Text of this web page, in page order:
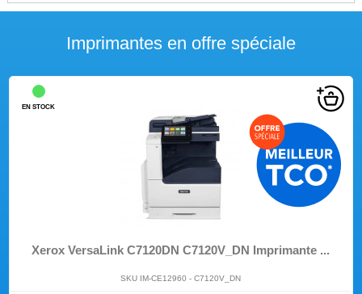
Imprimantes en offre spéciale
Xerox VersaLink C7120DN C7120V_DN Imprimante ...
SKU IM-CE12960 - C7120V_DN
EN STOCK